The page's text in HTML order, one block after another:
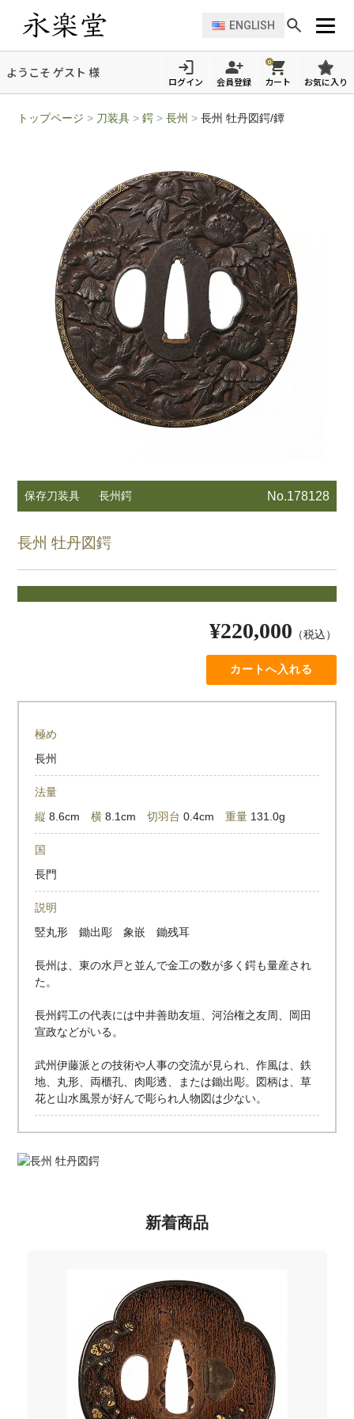
ENGLISH
ようこそ ゲスト 様
ログイン 会員登録
0
カート お気に入り
トップページ > 刀装具 >鍔 >長州 >長州 牡丹図鍔/鐔
保存刀装具 長州鍔 No.178128
長州 牡丹図鍔
¥220,000 （税込）
極め
長州
法量
縦 8.6cm横 8.1cm切羽台 0.4cm重量 131.0g
国
長門
説明
竪丸形 鋤出彫 象嵌 鋤残耳
長州は、東の水戸と並んで金工の数が多く鍔も量産され
た。
長州鍔工の代表には中井善助友垣、河治権之友周、岡田
宣政などがいる。
武州伊藤派との技術や人事の交流が見られ、作風は、鉄
地、丸形、両櫃孔、肉彫透、または鋤出彫。図柄は、草
花と山水風景が好んで彫られ人物図は少ない。
新着商品